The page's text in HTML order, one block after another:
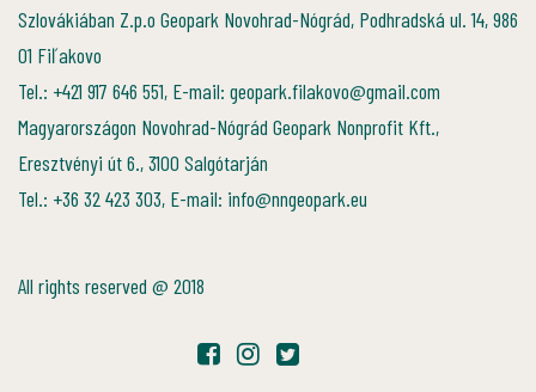
Szlovákiában Z.p.o Geopark Novohrad-Nógrád, Podhradská ul. 14, 986
01 Fiľakovo
Tel.: +421 917 646 551, E-mail: geopark.filakovo@gmail.com
Magyarországon Novohrad-Nógrád Geopark Nonprofit Kft.,
Eresztvényi út 6., 3100 Salgótarján
Tel.: +36 32 423 303, E-mail: info@nngeopark.eu
All rights reserved @ 2018